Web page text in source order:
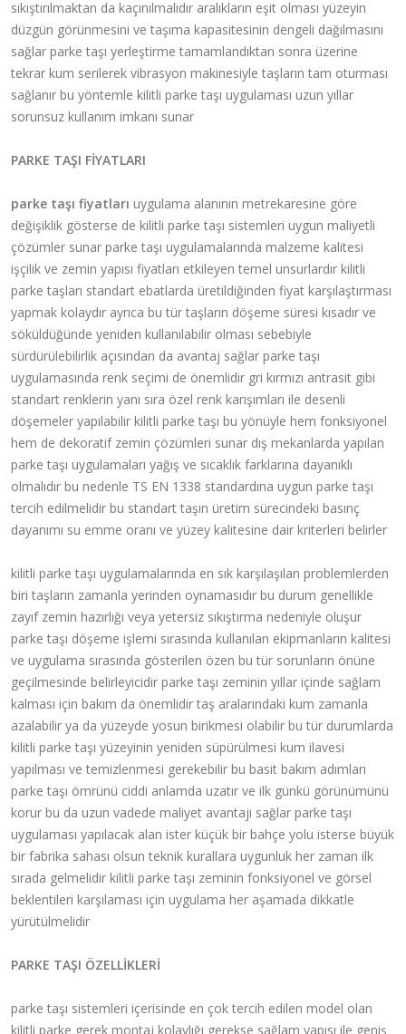
sıkıştırılmaktan da kaçınılmalıdır aralıkların eşit olması yüzeyin
düzgün görünmesini ve taşıma kapasitesinin dengeli dağılmasını
sağlar parke taşı yerleştirme tamamlandıktan sonra üzerine
tekrar kum serilerek vibrasyon makinesiyle taşların tam oturması
sağlanır bu yöntemle kilitli parke taşı uygulaması uzun yıllar
sorunsuz kullanım imkanı sunar
PARKE TAŞI FİYATLARI
parke taşı fiyatları uygulama alanının metrekaresine göre
değişiklik gösterse de kilitli parke taşı sistemleri uygun maliyetli
çözümler sunar parke taşı uygulamalarında malzeme kalitesi
işçilik ve zemin yapısı fiyatları etkileyen temel unsurlardır kilitli
parke taşları standart ebatlarda üretildiğinden fiyat karşılaştırması
yapmak kolaydır ayrıca bu tür taşların döşeme süresi kısadır ve
söküldüğünde yeniden kullanılabilir olması sebebiyle
sürdürülebilirlik açısından da avantaj sağlar parke taşı
uygulamasında renk seçimi de önemlidir gri kırmızı antrasit gibi
standart renklerin yanı sıra özel renk karışımları ile desenli
döşemeler yapılabilir kilitli parke taşı bu yönüyle hem fonksiyonel
hem de dekoratif zemin çözümleri sunar dış mekanlarda yapılan
parke taşı uygulamaları yağış ve sıcaklık farklarına dayanıklı
olmalıdır bu nedenle TS EN 1338 standardına uygun parke taşı
tercih edilmelidir bu standart taşın üretim sürecindeki basınç
dayanımı su emme oranı ve yüzey kalitesine dair kriterleri belirler
kilitli parke taşı uygulamalarında en sık karşılaşılan problemlerden
biri taşların zamanla yerinden oynamasıdır bu durum genellikle
zayıf zemin hazırlığı veya yetersiz sıkıştırma nedeniyle oluşur
parke taşı döşeme işlemi sırasında kullanılan ekipmanların kalitesi
ve uygulama sırasında gösterilen özen bu tür sorunların önüne
geçilmesinde belirleyicidir parke taşı zeminin yıllar içinde sağlam
kalması için bakım da önemlidir taş aralarındaki kum zamanla
azalabilir ya da yüzeyde yosun birikmesi olabilir bu tür durumlarda
kilitli parke taşı yüzeyinin yeniden süpürülmesi kum ilavesi
yapılması ve temizlenmesi gerekebilir bu basit bakım adımları
parke taşı ömrünü ciddi anlamda uzatır ve ilk günkü görünümünü
korur bu da uzun vadede maliyet avantajı sağlar parke taşı
uygulaması yapılacak alan ister küçük bir bahçe yolu isterse büyük
bir fabrika sahası olsun teknik kurallara uygunluk her zaman ilk
sırada gelmelidir kilitli parke taşı zeminin fonksiyonel ve görsel
beklentileri karşılaması için uygulama her aşamada dikkatle
yürütülmelidir
PARKE TAŞI ÖZELLİKLERİ
parke taşı sistemleri içerisinde en çok tercih edilen model olan
kilitli parke gerek montaj kolaylığı gerekse sağlam yapısı ile geniş